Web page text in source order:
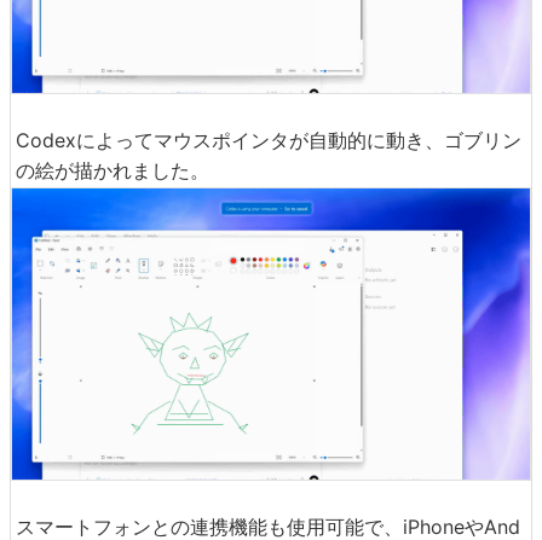
Codexによってマウスポインタが自動的に動き、ゴブリン
の絵が描かれました。
スマートフォンとの連携機能も使用可能で、iPhoneやAnd